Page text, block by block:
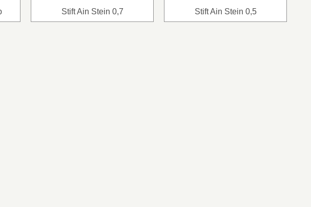
Stift Ain Stein 0,7 Stift Ain Stein 0,5